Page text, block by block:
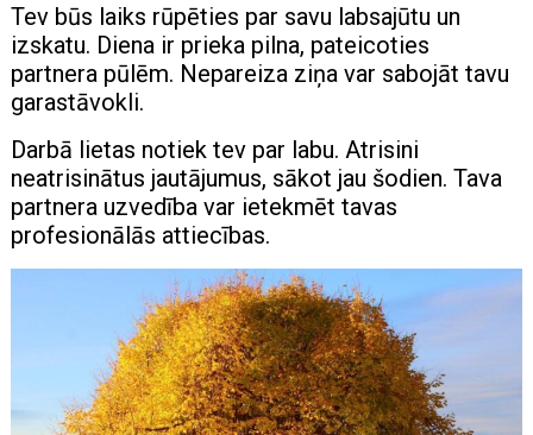
Tev būs laiks rūpēties par savu labsajūtu un
izskatu. Diena ir prieka pilna, pateicoties
partnera pūlēm. Nepareiza ziņa var sabojāt tavu
garastāvokli.
Darbā lietas notiek tev par labu. Atrisini
neatrisinātus jautājumus, sākot jau šodien. Tava
partnera uzvedība var ietekmēt tavas
profesionālās attiecības.